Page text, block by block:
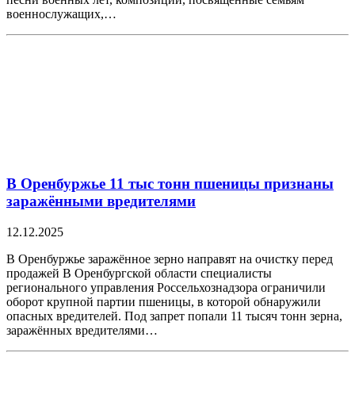
военнослужащих,…
В Оренбуржье 11 тыс тонн пшеницы признаны
заражёнными вредителями
12.12.2025
В Оренбуржье заражённое зерно направят на очистку перед
продажей В Оренбургской области специалисты
регионального управления Россельхознадзора ограничили
оборот крупной партии пшеницы, в которой обнаружили
опасных вредителей. Под запрет попали 11 тысяч тонн зерна,
заражённых вредителями…